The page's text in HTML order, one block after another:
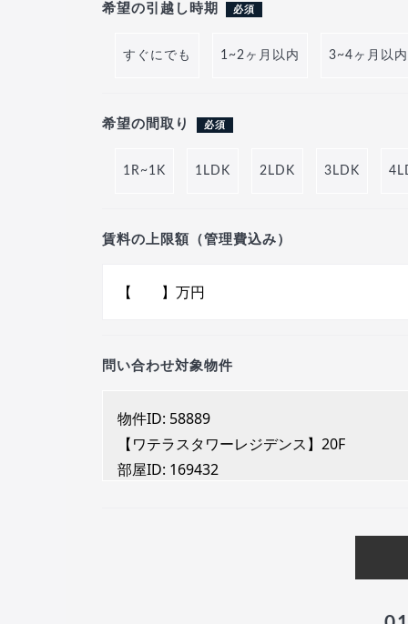
希望の引越し時期 必須
すぐにでも 1~2ヶ月以内 3~4ヶ月以内
希望の間取り 必須
1R~1K 1LDK 2LDK 3LDK
賃料の上限額（管理費込み）
問い合わせ対象物件